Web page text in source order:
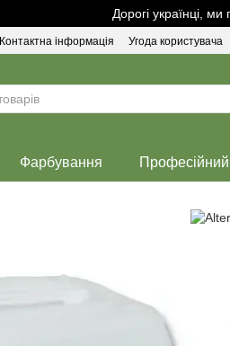
Дорогі українці,
Контактна інформація Угода користувача
Фарбування